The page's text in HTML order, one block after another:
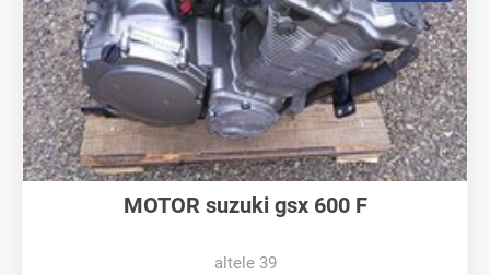
MOTOR suzuki gsx 600 F
altele 39